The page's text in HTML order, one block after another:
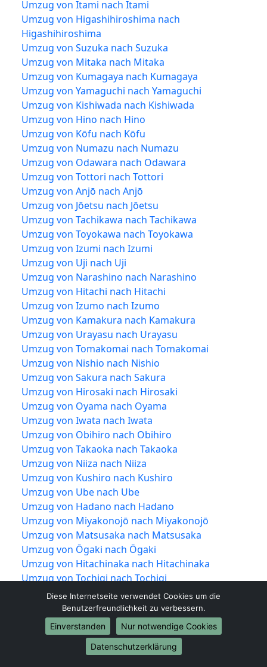
Umzug von Itami nach Itami
Umzug von Higashihiroshima nach
Higashihiroshima
Umzug von Suzuka nach Suzuka
Umzug von Mitaka nach Mitaka
Umzug von Kumagaya nach Kumagaya
Umzug von Yamaguchi nach Yamaguchi
Umzug von Kishiwada nach Kishiwada
Umzug von Hino nach Hino
Umzug von Kōfu nach Kōfu
Umzug von Numazu nach Numazu
Umzug von Odawara nach Odawara
Umzug von Tottori nach Tottori
Umzug von Anjō nach Anjō
Umzug von Jōetsu nach Jōetsu
Umzug von Tachikawa nach Tachikawa
Umzug von Toyokawa nach Toyokawa
Umzug von Izumi nach Izumi
Umzug von Uji nach Uji
Umzug von Narashino nach Narashino
Umzug von Hitachi nach Hitachi
Umzug von Izumo nach Izumo
Umzug von Kamakura nach Kamakura
Umzug von Urayasu nach Urayasu
Umzug von Tomakomai nach Tomakomai
Umzug von Nishio nach Nishio
Umzug von Sakura nach Sakura
Umzug von Hirosaki nach Hirosaki
Umzug von Oyama nach Oyama
Umzug von Iwata nach Iwata
Umzug von Obihiro nach Obihiro
Umzug von Takaoka nach Takaoka
Umzug von Niiza nach Niiza
Umzug von Kushiro nach Kushiro
Umzug von Ube nach Ube
Umzug von Hadano nach Hadano
Umzug von Miyakonojō nach Miyakonojō
Umzug von Matsusaka nach Matsusaka
Umzug von Ōgaki nach Ōgaki
Umzug von Hitachinaka nach Hitachinaka
Umzug von Tochigi nach Tochigi
Umzug von Ueda nach Ueda
Umzug von Kariya nach Kariya
Umzug von Noda nach Noda
Umzug von Kawanishi nach Kawanishi
Umzug von Higashimurayama nach
Diese Internetseite verwendet Cookies um die
Benutzerfreundlichkeit zu verbessern.
Einverstanden
Nur notwendige Cookies
Datenschutzerklärung